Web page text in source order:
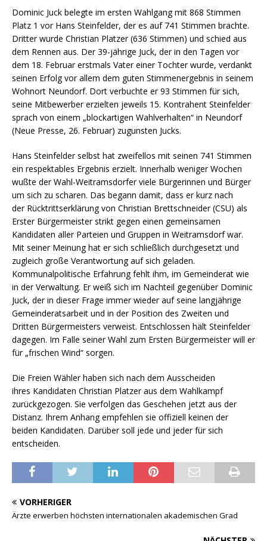
Dominic Juck belegte im ersten Wahlgang mit 868 Stimmen
Platz 1 vor Hans Steinfelder, der es auf 741 Stimmen brachte.
Dritter wurde Christian Platzer (636 Stimmen) und schied aus
dem Rennen aus. Der 39-jährige Juck, der in den Tagen vor
dem 18. Februar erstmals Vater einer Tochter wurde, verdankt
seinen Erfolg vor allem dem guten Stimmenergebnis in seinem
Wohnort Neundorf. Dort verbuchte er 93 Stimmen für sich,
seine Mitbewerber erzielten jeweils 15. Kontrahent Steinfelder
sprach von einem „blockartigen Wahlverhalten“ in Neundorf
(Neue Presse, 26. Februar) zugunsten Jucks.
Hans Steinfelder selbst hat zweifellos mit seinen 741 Stimmen
ein respektables Ergebnis erzielt. Innerhalb weniger Wochen
wußte der Wahl-Weitramsdorfer viele Bürgerinnen und Bürger
um sich zu scharen. Das begann damit, dass er kurz nach
der Rücktrittserklärung von Christian Brettschneider (CSU) als
Erster Bürgermeister strikt gegen einen gemeinsamen
Kandidaten aller Parteien und Gruppen in Weitramsdorf war.
Mit seiner Meinung hat er sich schließlich durchgesetzt und
zugleich große Verantwortung auf sich geladen.
Kommunalpolitische Erfahrung fehlt ihm, im Gemeinderat wie
in der Verwaltung. Er weiß sich im Nachteil gegenüber Dominic
Juck, der in dieser Frage immer wieder auf seine langjährige
Gemeinderatsarbeit und in der Position des Zweiten und
Dritten Bürgermeisters verweist. Entschlossen hält Steinfelder
dagegen. Im Falle seiner Wahl zum Ersten Bürgermeister will er
für „frischen Wind“ sorgen.
Die Freien Wähler haben sich nach dem Ausscheiden
ihres Kandidaten Christian Platzer aus dem Wahlkampf
zurückgezogen. Sie verfolgen das Geschehen jetzt aus der
Distanz. Ihrem Anhang empfehlen sie offiziell keinen der
beiden Kandidaten. Darüber soll jede und jeder für sich
entscheiden.
VORHERIGER
Ärzte erwerben höchsten internationalen akademischen Grad